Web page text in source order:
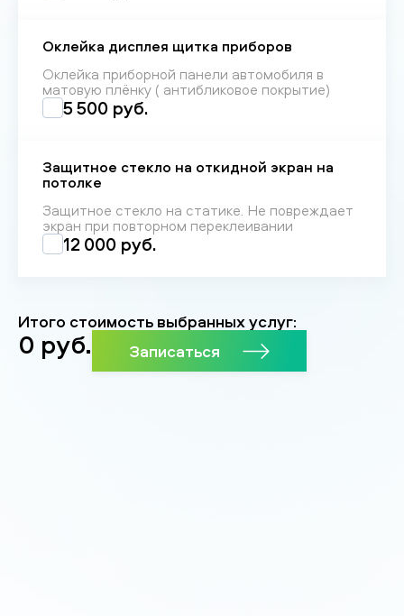
Оклейка дисплея щитка приборов
Оклейка приборной панели автомобиля в
матовую плёнку ( антибликовое покрытие)
5 500 руб.
Защитное стекло на откидной экран на
потолке
Защитное стекло на статике. Не повреждает
экран при повторном переклеивании
12 000 руб.
Итого стоимость выбранных услуг:
0 руб. Записаться